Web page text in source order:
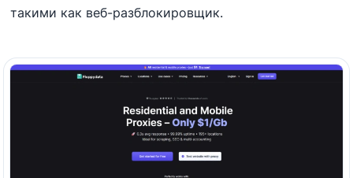
такими как веб-разблокировщик.